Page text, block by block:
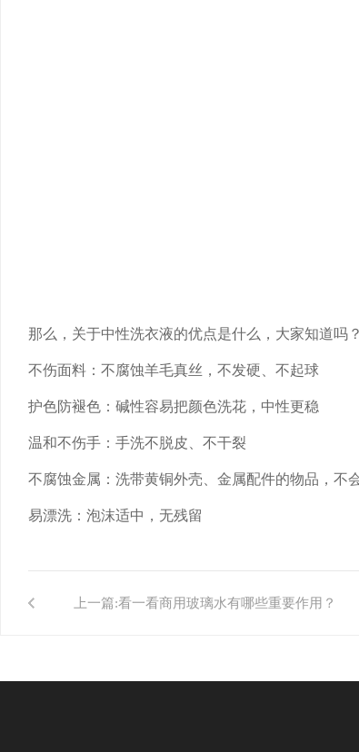
那么，关于中性洗衣液的优点是什么，大家知道吗？
不伤面料：不腐蚀羊毛真丝，不发硬、不起球
护色防褪色：碱性容易把颜色洗花，中性更稳
温和不伤手：手洗不脱皮、不干裂
不腐蚀金属：洗带黄铜外壳、金属配件的物品，不
易漂洗：泡沫适中，无残留
上一篇:看一看商用玻璃水有哪些重要作用？